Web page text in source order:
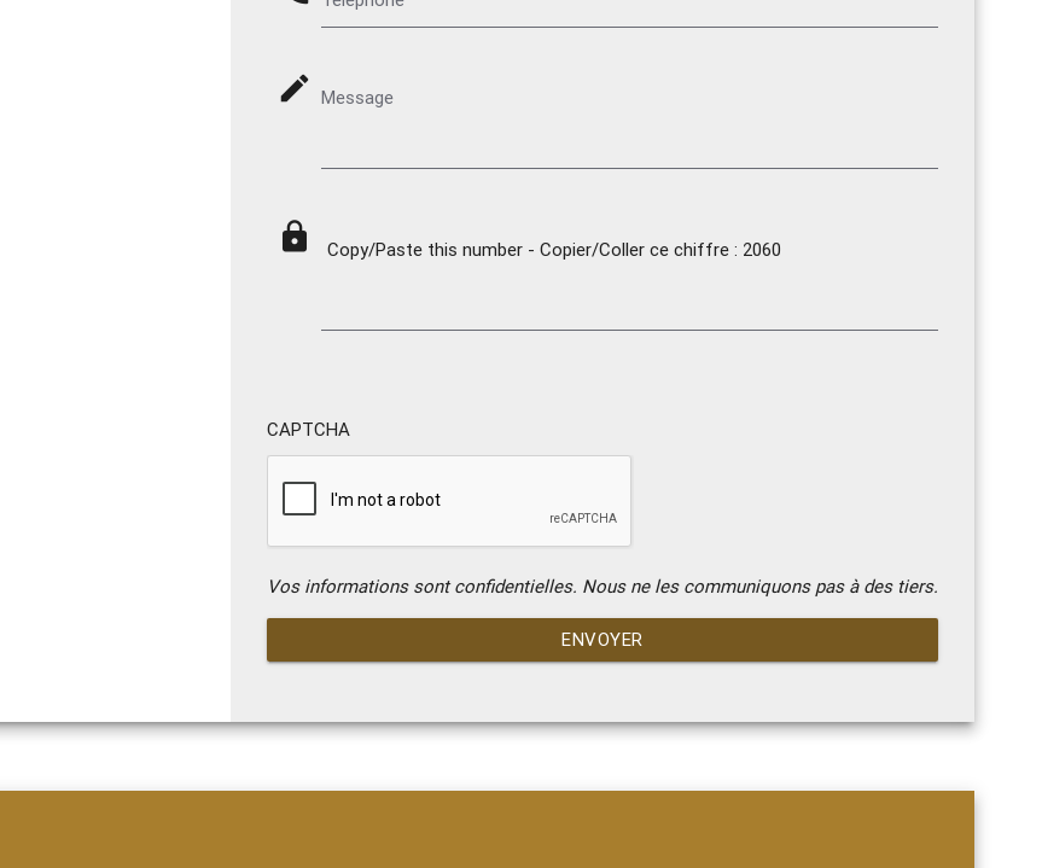
mode_edit Message
lock Copy/Paste this number - Copier/Coller ce chiffre : 2060
CAPTCHA
Vos informations sont confidentielles. Nous ne les communiquons pas à des tiers.
ENVOYER